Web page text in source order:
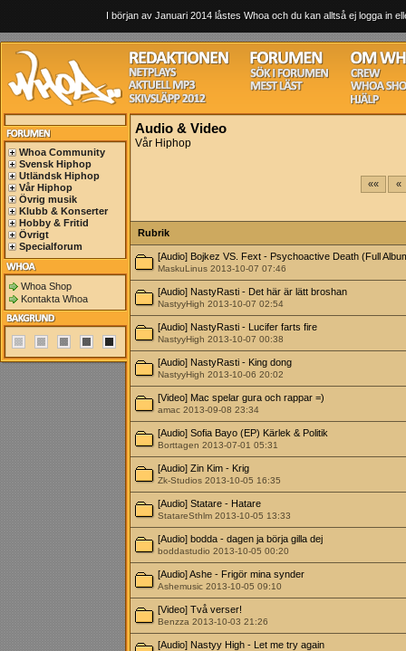
I början av Januari 2014 låstes Whoa och du kan alltså ej logga in
Whoa Community
Svensk Hiphop
Utländsk Hiphop
Vår Hiphop
Övrig musik
Klubb & Konserter
Hobby & Fritid
Övrigt
Specialforum
Whoa Shop
Kontakta Whoa
Audio & Video
Vår Hiphop
«« «
Rubrik
[Audio] Bojkez VS. Fext - Psychoactive Death (Full
MaskuLinus 2013-10-07 07:46
[Audio] NastyRasti - Det här är lätt broshan
NastyyHigh 2013-10-07 02:54
[Audio] NastyRasti - Lucifer farts fire
NastyyHigh 2013-10-07 00:38
[Audio] NastyRasti - King dong
NastyyHigh 2013-10-06 20:02
[Video] Mac spelar gura och rappar =)
amac 2013-09-08 23:34
[Audio] Sofia Bayo (EP) Kärlek & Politik
Borttagen 2013-07-01 05:31
[Audio] Zin Kim - Krig
Zk-Studios 2013-10-05 16:35
[Audio] Statare - Hatare
StatareSthlm 2013-10-05 13:33
[Audio] bodda - dagen ja börja gilla dej
boddastudio 2013-10-05 00:20
[Audio] Ashe - Frigör mina synder
Ashemusic 2013-10-05 09:10
[Video] Två verser!
Benzza 2013-10-03 21:26
[Audio] Nastyy High - Let me try again